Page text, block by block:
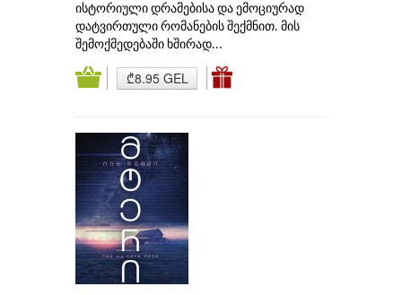
ისტორიული დრამებისა და ემოციურად
დატვირთული რომანების შექმნით. მის
შემოქმედებაში ხშირად...
₾8.95 GEL